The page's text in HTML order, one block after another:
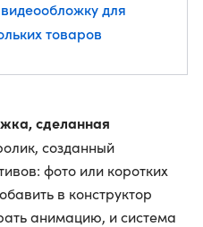
для
товаров
сделанная
созданный
фото или коротких
в конструктор
анимацию, и система